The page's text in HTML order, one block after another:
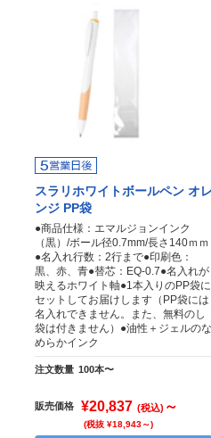
スラリホワイトボールペン オ
ンジ PP袋
●商品仕様：エマルジョンインク
（黒）/ボール径0.7mm/長さ140ｍｍ
●名入れ行数：2行まで●印刷色：
黒、赤、青●替芯：EQ-0.7●名入れが
映えるホワイト軸●1本入りのPP袋に
セットしてお届けします（PP袋には
名入れできません。また、無料のし
袋は付きません）●油性＋ジェルのな
めらかインク
注文数量 100本〜
販売価格 ¥20,837 (税込) ～
(税抜 ¥18,943～)